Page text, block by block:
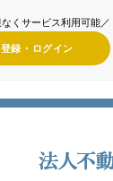
くサービス利用可能／
録・ ログイン